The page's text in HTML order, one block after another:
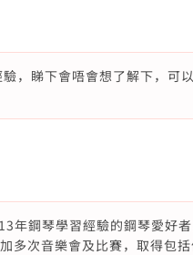
，睇下會唔會想了解下，可
年鋼琴學習經驗的鋼琴愛好
多次音樂會及比賽，取得包